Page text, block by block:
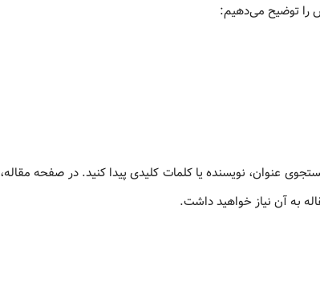
را توضیح می‌دهیم:
عنوان، نویسنده یا کلمات کلیدی پیدا کنید. در صفحه مقاله،
به آن نیاز خواهید داشت.